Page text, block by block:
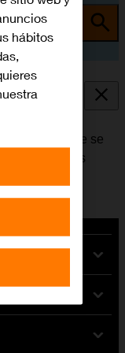
al móvil
que se
ejemplo, unos
hábitos